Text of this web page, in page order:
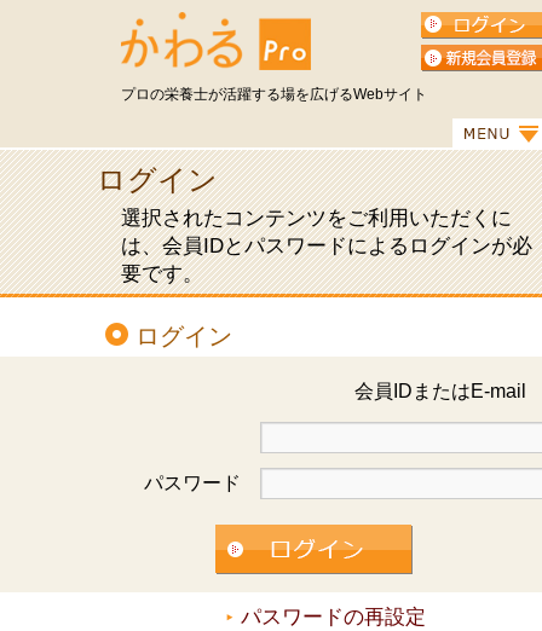
プロの栄養士が活躍する場を広げるWebサイト
ログイン
選択されたコンテンツをご利用いただくに
は、会員IDとパスワードによるログインが必
要です。
ログイン
会員IDまたはE-
パスワード
パスワードの再設定